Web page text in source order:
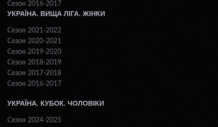
Сезон 2016-2017
УКРАЇНА. ВИЩА ЛІГА. ЖІНКИ
Сезон 2021-2022
Сезон 2020-2021
Сезон 2019-2020
Сезон 2018-2019
Сезон 2017-2018
Сезон 2016-2017
УКРАЇНА. КУБОК. ЧОЛОВІКИ
Сезон 2024-2025